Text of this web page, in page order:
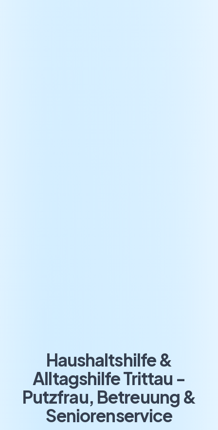
Haushaltshilfe &
Alltagshilfe Trittau -
Putzfrau, Betreuung &
Seniorenservice